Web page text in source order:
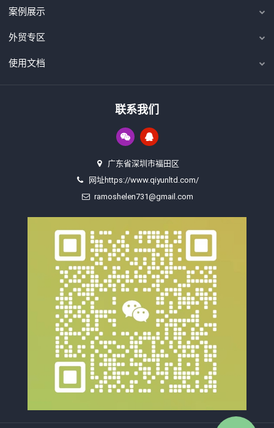
案例展示
外贸专区
使用文档
联系我们
广东省深圳市福田区
网址https://www.qiyunltd.com/
ramoshelen731@gmail.com